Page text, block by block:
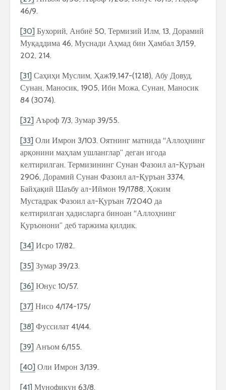
46/9.
[30] Бухорий, Анбиё 50, Термизий Илм, 13, Дорамий
Муқаддима 46, Муснади Аҳмад бин Ҳамбал 3/159,
202, 214.
[31] Саҳиҳи Муслим, Ҳаж19,147-(1218), Абу Довуд,
Сунан, Маносик, 1905, Ибн Можа, Сунан, Маносик
84 (3074).
[32] Аъроф 7/3, Зумар 39/55.
[33] Оли Имрон 3/103. Оятнинг матнида “Аллоҳнинг
арқонини маҳлам ушланглар” деган игода
келтирилган. Термизининг Сунан Фазоил ал-Қуръан
2906, Дорамий Сунан Фазоил ал-Қуръан 3374,
Байҳақий Шаъбу ал-Иймон 19/1788, Ҳоким
Мустадрак Фазоил ал-Қуръан 7/2040 да
келтирилган ҳадисларга биноан “Аллоҳнинг
Қуръонони” деб таржима қилдик.
[34] Исро 17/82.
[35] Зумар 39/23.
[36] Юнус 10/57.
[37] Нисо 4/174-175/
[38] Фуссилат 41/44.
[39] Анъом 6/155.
[40] Оли Имрон 3/139.
[41] Мунофиқун 63/8.